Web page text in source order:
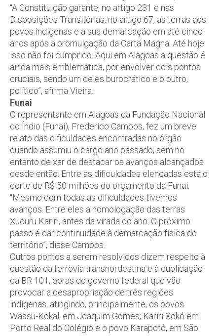
“A Constituição garante, no artigo 231 e nas
Disposições Transitórias, no artigo 67, as terras aos
povos indígenas e a sua demarcação em até cinco
anos após a promulgação da Carta Magna. Até hoje
isso não foi cumprido. Aqui em Alagoas a questão é
ainda mais emblemática, por envolver dois pontos
cruciais, sendo um deles burocrático e o outro,
político”, afirma Vieira.
Funai
O representante em Alagoas da Fundação Nacional
do Índio (Funai), Frederico Campos, fez um breve
relato das dificuldades encontradas no órgão
quando assumiu o cargo ano passado, sem no
entanto deixar de destacar os avanços alcançados
desde então. Entre as dificuldades elencadas está o
corte de R$ 50 milhões do orçamento da Funai.
“Mesmo com todas as dificuldades tivemos
avanços. Entre eles a homologação das terras
Xucuru Kariri, antes da virada do ano. O próximo
passo é dar continuidade à demarcação física do
território”, disse Campos.
Outros pontos a serem resolvidos dizem respeito à
questão da ferrovia transnordestina e à duplicação
da BR 101, obras do governo federal que vão
provocar a desapropriação de três regiões
indígenas, atingindo, principalmente, os povos
Wassu-Kokal, em Joaquim Gomes; Kariri Xokó em
Porto Real do Colégio e o povo Karapotó, em São